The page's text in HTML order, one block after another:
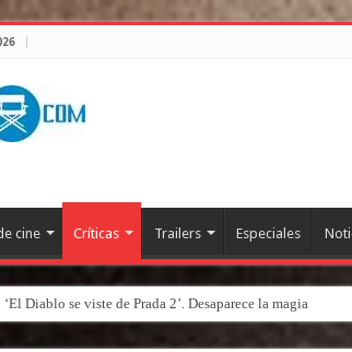
cine Críticas Trailers Especiales
‘El Diablo se viste de Prada 2’. Desaparece la magia